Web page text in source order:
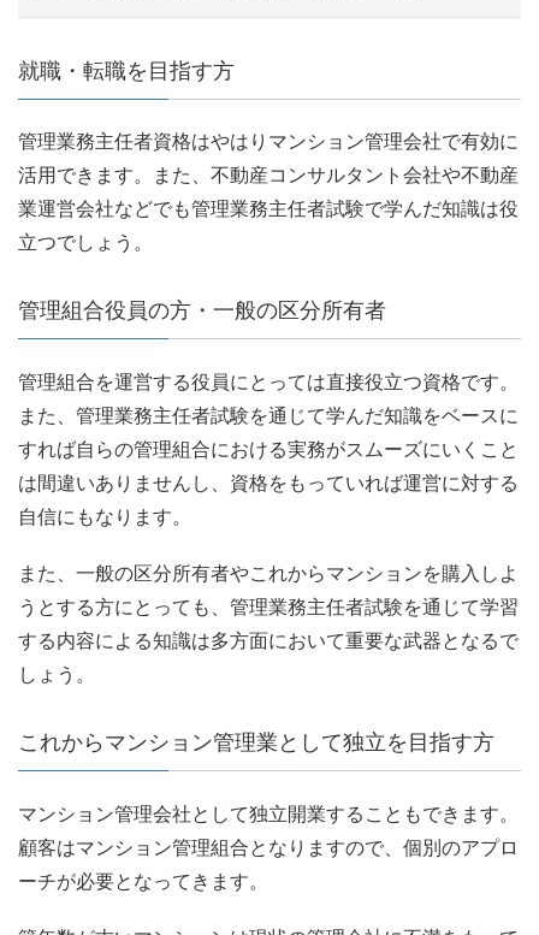
就職・転職を目指す方
管理業務主任者資格はやはりマンション管理会社で有効に
活用できます。また、不動産コンサルタント会社や不動産
業運営会社などでも管理業務主任者試験で学んだ知識は役
立つでしょう。
管理組合役員の方・一般の区分所有者
管理組合を運営する役員にとっては直接役立つ資格です。
また、管理業務主任者試験を通じて学んだ知識をベースに
すれば自らの管理組合における実務がスムーズにいくこと
は間違いありませんし、資格をもっていれば運営に対する
自信にもなります。
また、一般の区分所有者やこれからマンションを購入しよ
うとする方にとっても、管理業務主任者試験を通じて学習
する内容による知識は多方面において重要な武器となるで
しょう。
これからマンション管理業として独立を目指す方
マンション管理会社として独立開業することもできます。
顧客はマンション管理組合となりますので、個別のアプロ
ーチが必要となってきます。